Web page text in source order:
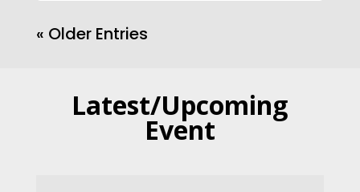
« Older Entries
Latest/Upcoming
Event